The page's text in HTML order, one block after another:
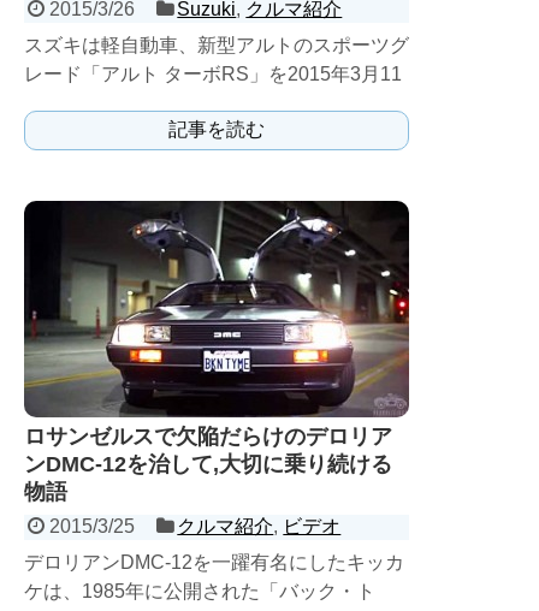
2015/3/26 Suzuki, クルマ紹介
スズキは軽自動車、新型アルトのスポーツグ
レード「アルト ターボRS」を2015年3月11
記事を読む
ロサンゼルスで欠陥だらけのデロリア
ンDMC-12を治して,大切に乗り続ける
物語
2015/3/25 クルマ紹介, ビデオ
デロリアンDMC-12を一躍有名にしたキッカ
ケは、1985年に公開された「バック・ト